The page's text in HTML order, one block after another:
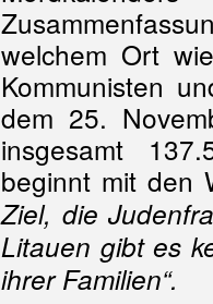
welchem Ort
Kommunisten
dem 25.
insgesamt
beginnt mit den
Ziel, die
Litauen gibt es
ihrer Familien“.